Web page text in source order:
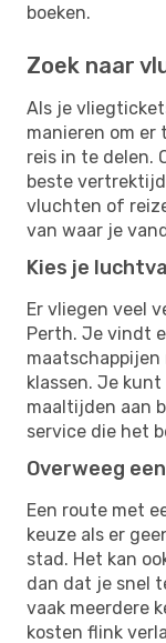
boeken.
Zoek naar
Als je
manieren om er
reis in te delen.
beste
vluchten of
van waar je
Kies je
Er vliegen veel
Perth. Je vindt
maatschappijen
klassen. Je
maaltijden aan
service die het
Overweeg
Een route met
keuze als er
stad. Het kan
dan dat je snel
vaak meerdere
kosten flink